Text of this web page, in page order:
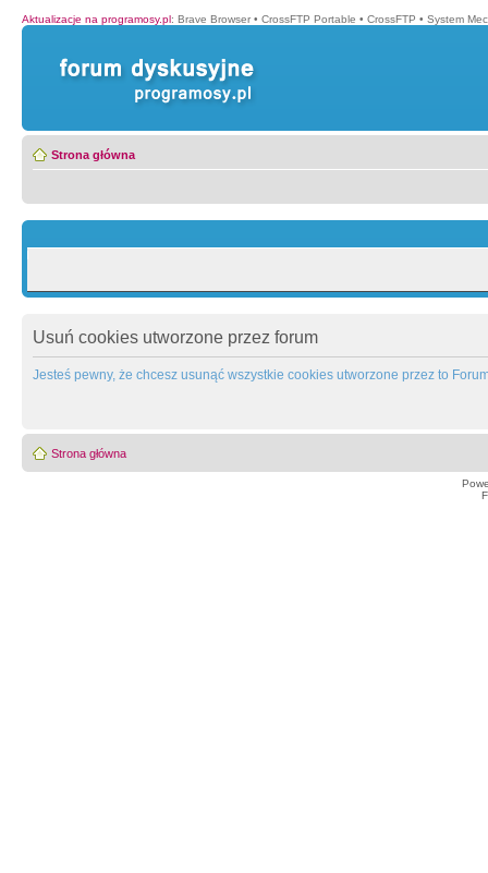
Aktualizacje na programosy.pl: Brave Browser • CrossFTP Portable • CrossFTP • System
Strona główna
Usuń cookies utworzone przez forum
Jesteś pewny, że chcesz usunąć wszystkie cookies utworzone przez to
Strona główna